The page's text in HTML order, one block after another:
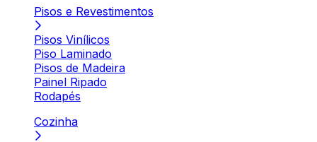
Pisos e Revestimentos
Pisos Vinílicos
Piso Laminado
Pisos de Madeira
Painel Ripado
Rodapés
Cozinha